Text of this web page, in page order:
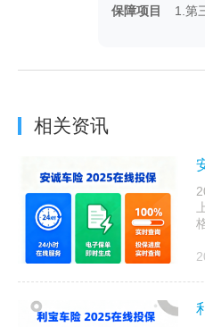
保障项目
1.第
10.
车
相关资讯